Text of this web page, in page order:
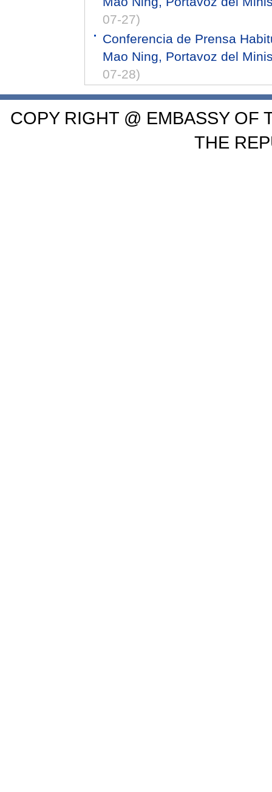
07-27)
Conferencia de Prensa
Mao Ning, Portavoz del
07-28)
COPY RIGHT @ EMBASSY OF
THE